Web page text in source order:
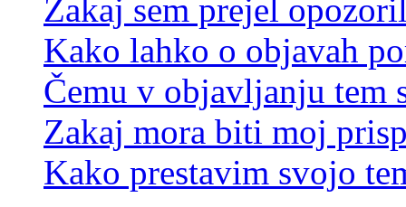
Zakaj sem prejel
Kako lahko o objavah
Čemu v objavljanju tem
Zakaj mora biti moj
Kako prestavim svojo